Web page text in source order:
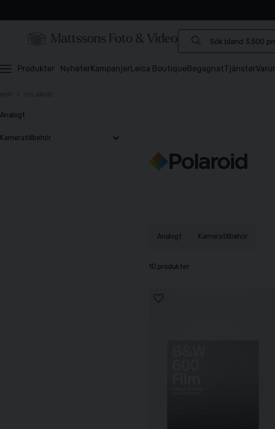
Produkter NyheterKampanjerLeica BoutiqueBegagnatTjänster
Analogt
Kameratillbehör
Analogt Kameratillbehör
10 produkter